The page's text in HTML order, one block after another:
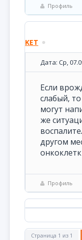
Профиль
KET
Дата: Ср,
Если
слабый,
могут
же
другом
Профиль
Страница 1 из 1